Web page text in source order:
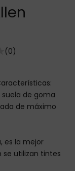
(0)
de goma
de máximo
es la mejor
utilizan tintes